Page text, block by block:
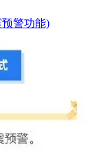
警功能)